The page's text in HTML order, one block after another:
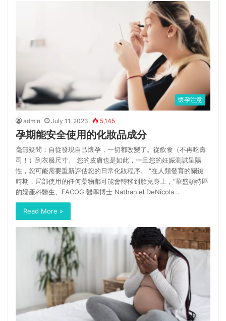
懷孕注意
admin July 11, 2023 5,145
孕期能安全使用的化妝品成分
毫無疑問：自從發現自己懷孕，一切都改變了。從飲食（不再吃壽
司！）到衣服尺寸。 您的皮膚也是如此，一旦您的妊娠測試呈陽
性，您可能需要重新評估您的日常化妝程序。 “在人類發育的關鍵
時期，局部使用的任何藥物都可能會轉移到胎兒身上，”華盛頓特區
的婦產科醫生、FACOG 醫學博士 Nathaniel DeNicola…
Read More »